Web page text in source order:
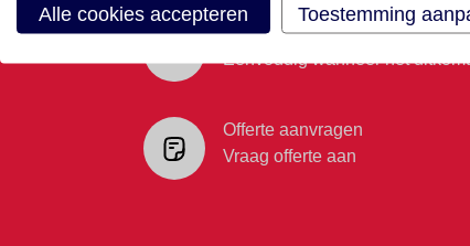
Maak een afspraak
Eenvoudig wanneer het uitkomt
Offerte aanvragen
Vraag offerte aan
Alle cookies accepteren Toestemming